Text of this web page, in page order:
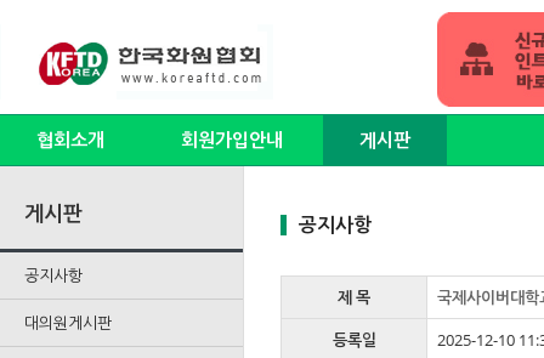
협회소개 회원가입안내 게시판
게시판
공지사항
대의원게시판
공지사항
제 목
국제사이버대
등록일
2025-12-10